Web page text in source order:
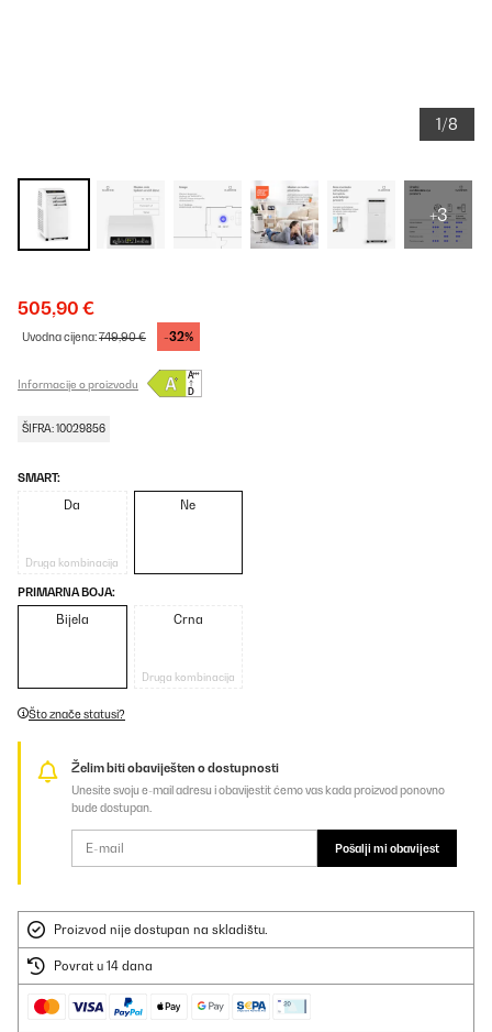
1/8
+3
505,90 €
Uvodna cijena:749,90 € -32%
Informacije o proizvodu
ŠIFRA: 10029856
SMART:
Da
Druga kombinacija
Ne
PRIMARNA BOJA:
Bijela Crna
Druga kombinacija
Što znače statusi?
Želim biti obaviješten o dostupnosti
Unesite svoju e-mail adresu i obavijestit ćemo vas kada proizvod ponovno
bude dostupan.
Pošalji mi obavijest
Proizvod nije dostupan na skladištu.
Povrat u 14 dana